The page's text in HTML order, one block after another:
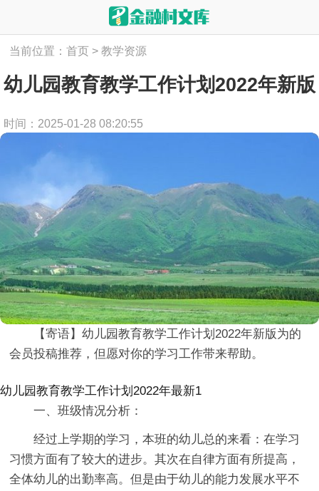
当前位置：首页 > 教学资源
幼儿园教育教学工作计划2022年新版
时间：2025-01-28 08:20:55
【寄语】幼儿园教育教学工作计划2022年新版为的
会员投稿推荐，但愿对你的学习工作带来帮助。
幼儿园教育教学工作计划2022年最新1
一、班级情况分析：
经过上学期的学习，本班的幼儿总的来看：在学习
习惯方面有了较大的进步。其次在自律方面有所提高，
全体幼儿的出勤率高。但是由于幼儿的能力发展水平不